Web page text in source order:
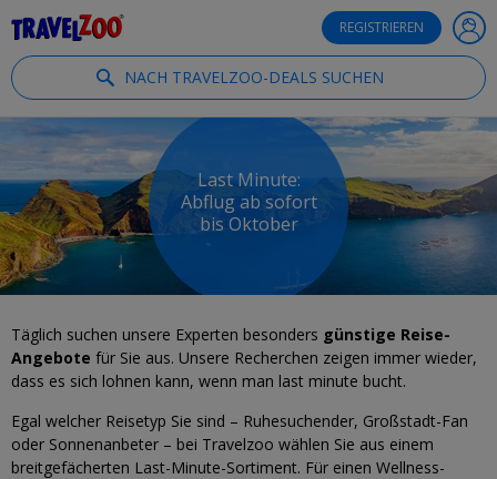
REGISTRIEREN
NACH TRAVELZOO-DEALS SUCHEN
Last Minute:
Abflug ab sofort
bis Oktober
Täglich suchen unsere Experten besonders günstige Reise-
Angebote für Sie aus. Unsere Recherchen zeigen immer wieder,
dass es sich lohnen kann, wenn man last minute bucht.
Egal welcher Reisetyp Sie sind – Ruhesuchender, Großstadt-Fan
oder Sonnenanbeter – bei Travelzoo wählen Sie aus einem
breitgefächerten Last-Minute-Sortiment. Für einen Wellness-